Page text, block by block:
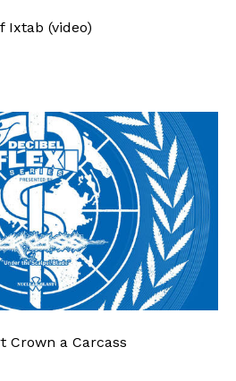
Ixtab (video)
Crown a Carcass